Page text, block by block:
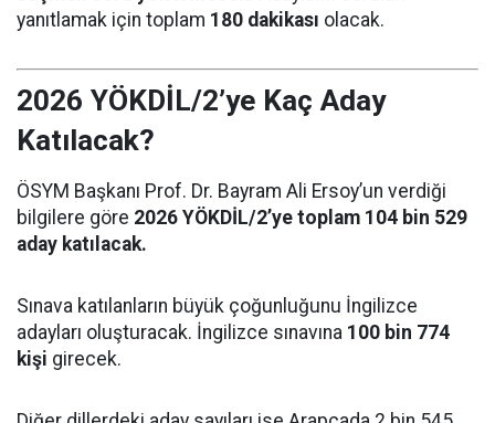
yanıtlamak için toplam 180 dakikası olacak.
2026 YÖKDİL/2’ye Kaç Aday
Katılacak?
ÖSYM Başkanı Prof. Dr. Bayram Ali Ersoy’un verdiği
bilgilere göre 2026 YÖKDİL/2’ye toplam 104 bin 529
aday katılacak.
Sınava katılanların büyük çoğunluğunu İngilizce
adayları oluşturacak. İngilizce sınavına 100 bin 774
kişi girecek.